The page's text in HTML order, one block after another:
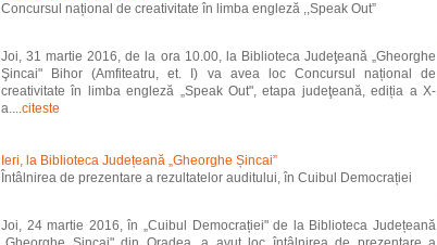
Concursul național de creativitate în limba engleză ,,Speak Out”
Joi, 31 martie 2016, de la ora 10.00, la Biblioteca Judeţeană „Gheorghe
Şincai" Bihor (Amfiteatru, et. I) va avea loc Concursul național de
creativitate în limba engleză „Speak Out", etapa judeţeană, ediția a X-
a....citeste
Ieri, la Biblioteca Județeană „Gheorghe Șincai”
Întâlnirea de prezentare a rezultatelor auditului, în Cuibul Democrației
Joi, 24 martie 2016, în „Cuibul Democrației" de la Biblioteca Județeană